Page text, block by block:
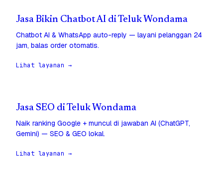
Jasa Bikin Chatbot AI di Teluk Wondama
Chatbot AI & WhatsApp auto-reply — layani pelanggan 24
jam, balas order otomatis.
Lihat layanan →
Jasa SEO di Teluk Wondama
Naik ranking Google + muncul di jawaban AI (ChatGPT,
Gemini) — SEO & GEO lokal.
Lihat layanan →